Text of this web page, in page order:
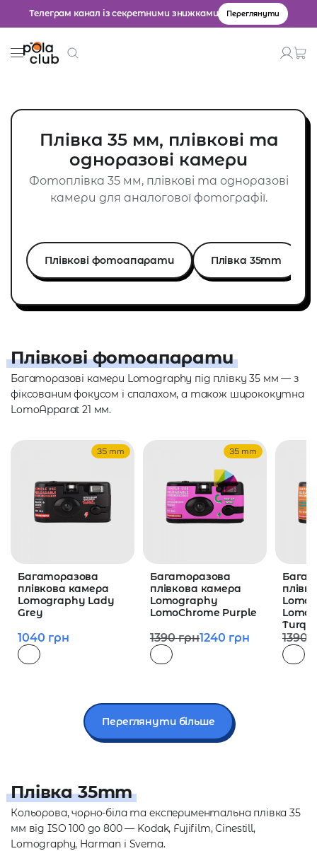
Телеграм канал із секретними знижками Переглянути
Введіть значення для пошуку.
Плівка 35 мм, плівкові та
одноразові камери
Фотоплівка 35 мм, плівкові та одноразові
камери для аналогової фотографії.
Плівкові фотоапарати Плівка 35mm
Плівкові фотоапарати
Багаторазові камери Lomography під плівку 35 мм — з
фіксованим фокусом і спалахом, а також ширококутна
LomoApparat 21 мм.
35 mm
Багаторазова
плівкова камера
Lomography Lady
Grey
1040 грн
35 mm
Багаторазова
плівкова камера
Lomography
LomoChrome Purple
1390грн1240 грн 1390
Переглянути більше
Плівка 35mm
Кольорова, чорно-біла та експериментальна плівка 35
мм від ISO 100 до 800 — Kodak, Fujifilm, Cinestill,
Lomography, Harman і Svema.